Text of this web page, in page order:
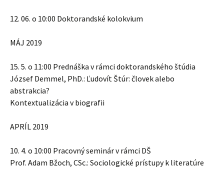
12. 06. o 10:00 Doktorandské kolokvium
MÁJ 2019
15. 5. o 11:00 Prednáška v rámci doktorandského štúdia
József Demmel, PhD.: Ľudovít Štúr: človek alebo
abstrakcia?
Kontextualizácia v biografii
APRÍL 2019
10. 4. o 10:00 Pracovný seminár v rámci DŠ
Prof. Adam Bžoch, CSc.: Sociologické prístupy k literatúre